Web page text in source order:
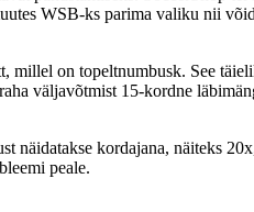
WSB-ks parima valiku nii
millel on topeltnumbusk. See
väljavõtmist 15-kordne
näidatakse kordajana, näiteks
peale.